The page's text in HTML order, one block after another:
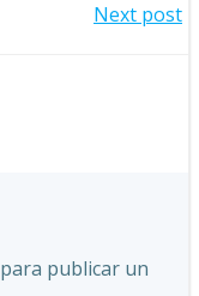
Next post
para publicar un